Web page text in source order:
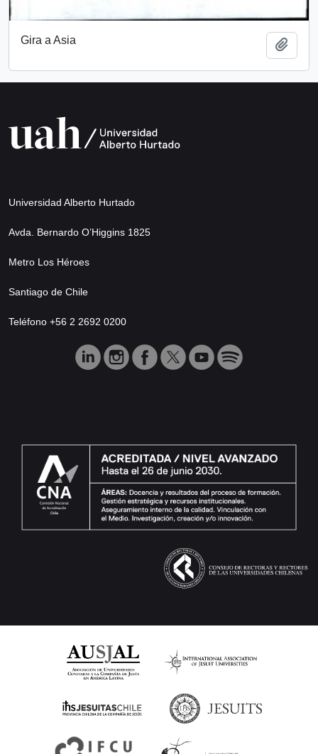
Gira a Asia
Universidad Alberto Hurtado
Avda. Bernardo O’Higgins 1825
Metro Los Héroes
Santiago de Chile
Teléfono +56 2 2692 0200